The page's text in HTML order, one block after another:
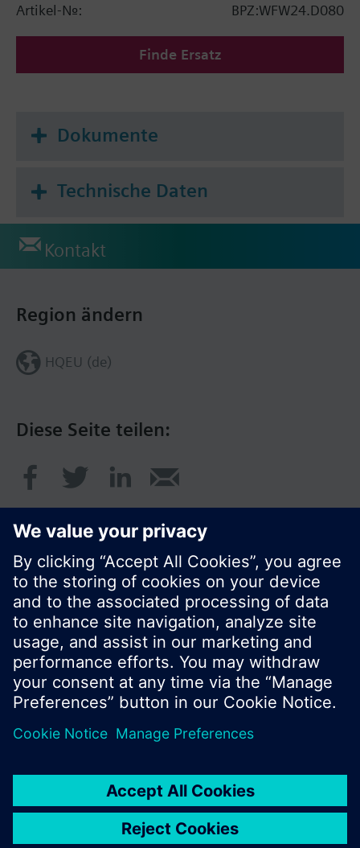
Artikel-Nr.:
BPZ:WFW24.D080
Finde Ersatz
Dokumente
Technische Daten
Kontakt
Diese Seite teilen:
Region ändern
HQEU (de)
© Siemens Schweiz AG 2017
Produktangebot und Preise können pro Land
variieren.
Nutzungsbedingungen